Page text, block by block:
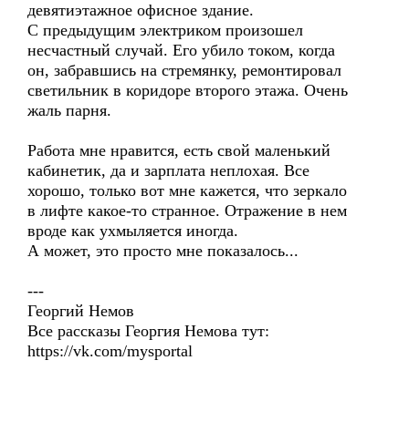
девятиэтажное офисное здание.
С предыдущим электриком произошел
несчастный случай. Его убило током, когда
он, забравшись на стремянку, ремонтировал
светильник в коридоре второго этажа. Очень
жаль парня.
Работа мне нравится, есть свой маленький
кабинетик, да и зарплата неплохая. Все
хорошо, только вот мне кажется, что зеркало
в лифте какое-то странное. Отражение в нем
вроде как ухмыляется иногда.
А может, это просто мне показалось...
---
Георгий Немов
Все рассказы Георгия Немова тут:
https://vk.com/mysportal